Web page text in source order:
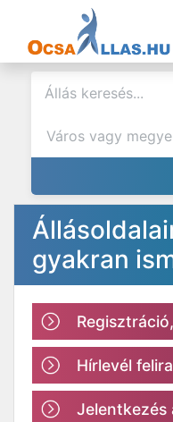
gyakran
Hírlevél
Jelentkezés